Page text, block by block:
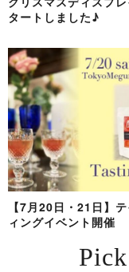
タートしました♪
【7月20日・21日】
ィングイベント開催